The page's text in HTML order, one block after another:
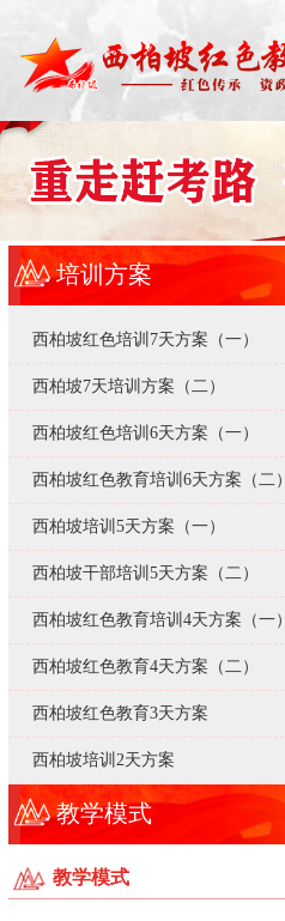
培训方案
西柏坡红色培训7天方案（一）
西柏坡7天培训方案（二）
西柏坡红色培训6天方案（一）
西柏坡红色教育培训6天方案（二）
西柏坡培训5天方案（一）
西柏坡干部培训5天方案（二）
西柏坡红色教育培训4天方案（一）
西柏坡红色教育4天方案（二）
西柏坡红色教育3天方案
西柏坡培训2天方案
教学模式
教学模式